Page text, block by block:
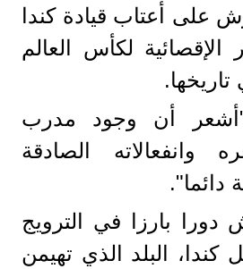
على أعتاب قيادة كندا
الإقصائية لكأس العالم
أن وجود مدرب
وانفعالاته الصادقة
دائما".
بارزا في الترويج
كندا، البلد الذي تهيمن